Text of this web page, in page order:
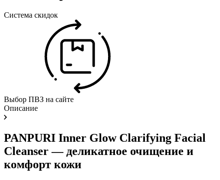
Система скидок
Выбор ПВЗ на сайте
Описание
PANPURI Inner Glow Clarifying Facial
Cleanser — деликатное очищение и
комфорт кожи